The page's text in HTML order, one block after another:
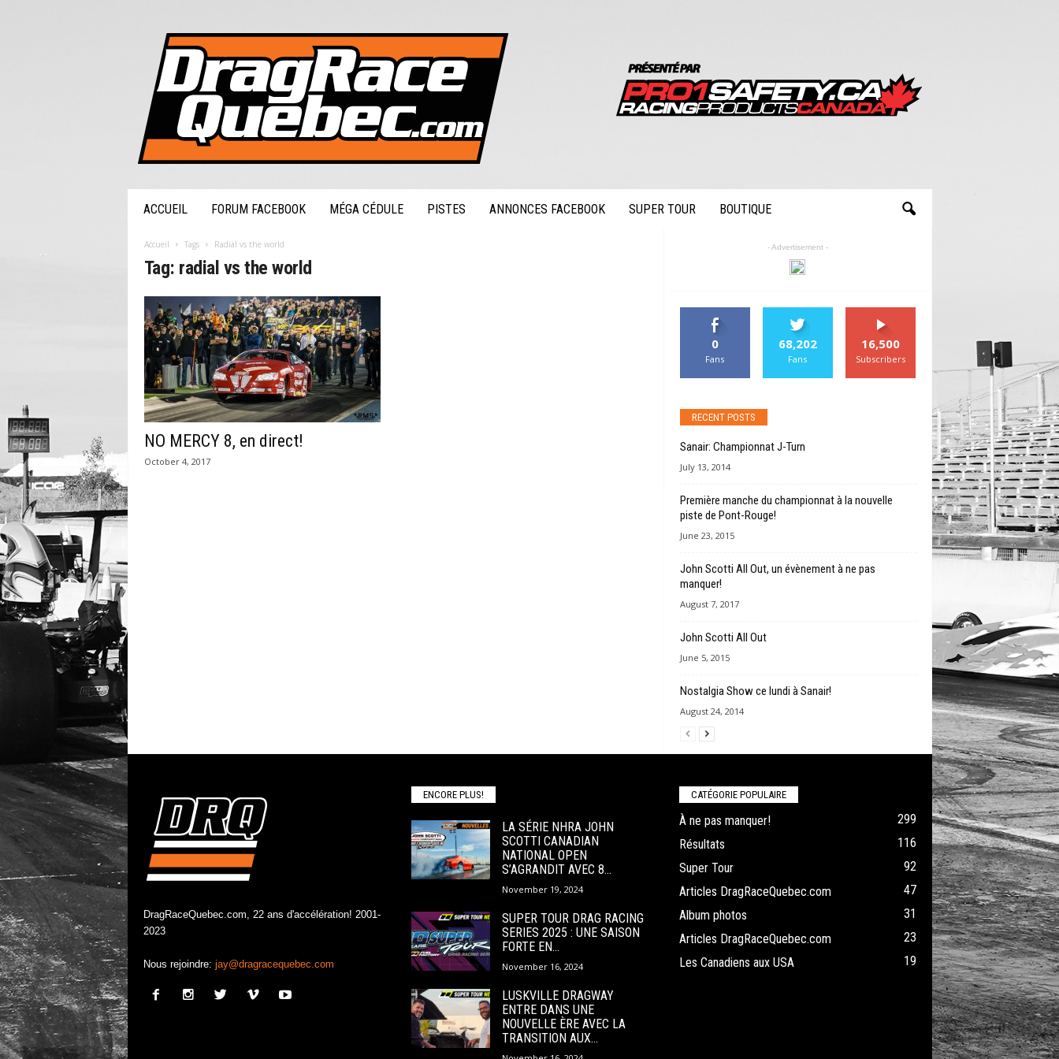
ACCUEIL FORUM FACEBOOK MÉGA CÉDULE PISTES ANNONCES FACEBOOK SUPER TOUR BOUTIQUE
Accueil Tags Radial vs the world
Tag: radial vs the world
NO MERCY 8, en direct!
October 4, 2017
- Advertisement -
0
Fans
68,202
Fans
16,500
Subscribers
RECENT POSTS
Sanair: Championnat J-Turn
July 13, 2014
Première manche du championnat à la nouvelle
piste de Pont-Rouge!
June 23, 2015
John Scotti All Out, un évènement à ne pas
manquer!
August 7, 2017
John Scotti All Out
June 5, 2015
Nostalgia Show ce lundi à Sanair!
August 24, 2014
DragRaceQuebec.com, 22 ans d'accélération! 2001-
2023
Nous rejoindre: jay@dragracequebec.com
ENCORE PLUS!
LA SÉRIE NHRA JOHN
SCOTTI CANADIAN
NATIONAL OPEN
S’AGRANDIT AVEC 8...
November 19, 2024
SUPER TOUR DRAG RACING
SERIES 2025 : UNE SAISON
FORTE EN...
November 16, 2024
LUSKVILLE DRAGWAY
ENTRE DANS UNE
NOUVELLE ÈRE AVEC LA
TRANSITION AUX...
CATÉGORIE POPULAIRE
À ne pas manquer!
299
Résultats
116
Super Tour
92
Articles DragRaceQuebec.com
47
Album photos
31
Articles DragRaceQuebec.com
23
Les Canadiens aux USA
19